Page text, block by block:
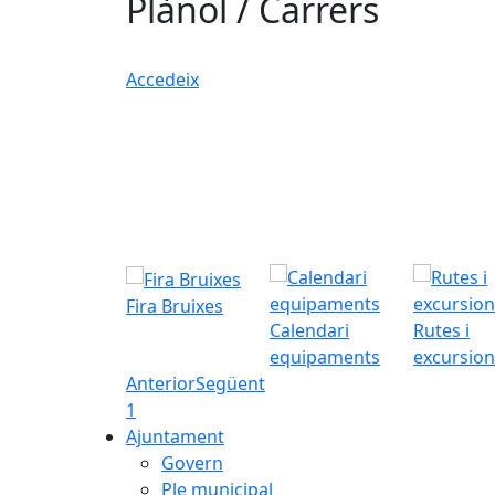
Accedeix
Fira Bruixes
Calendari
equipaments
Rutes i
AnteriorSegüent
1
Ajuntament
Govern
Ple municipal